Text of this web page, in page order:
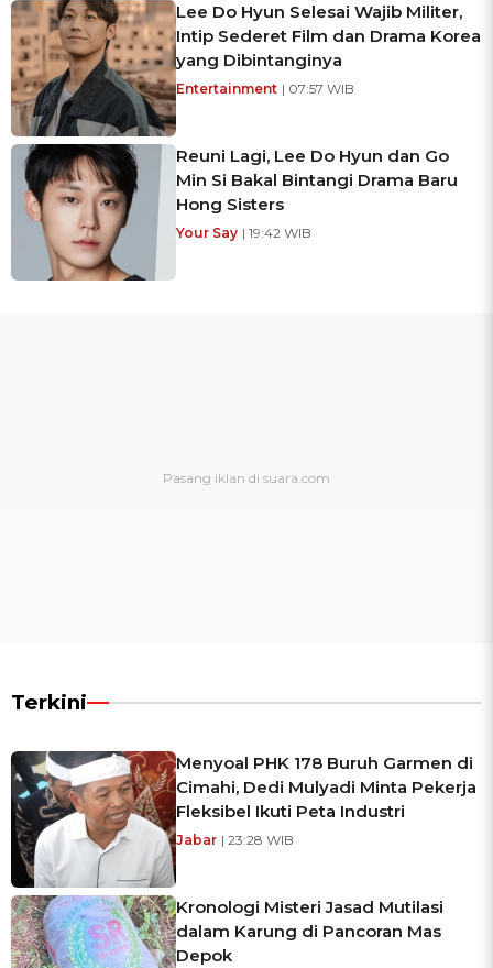
Lee Do Hyun Selesai Wajib Militer,
Intip Sederet Film dan Drama Korea
yang Dibintanginya
Entertainment | 07:57 WIB
Reuni Lagi, Lee Do Hyun dan Go
Min Si Bakal Bintangi Drama Baru
Hong Sisters
Your Say | 19:42 WIB
Terkini
Menyoal PHK 178 Buruh Garmen di
Cimahi, Dedi Mulyadi Minta Pekerja
Fleksibel Ikuti Peta Industri
Jabar | 23:28 WIB
Kronologi Misteri Jasad Mutilasi
dalam Karung di Pancoran Mas
Depok